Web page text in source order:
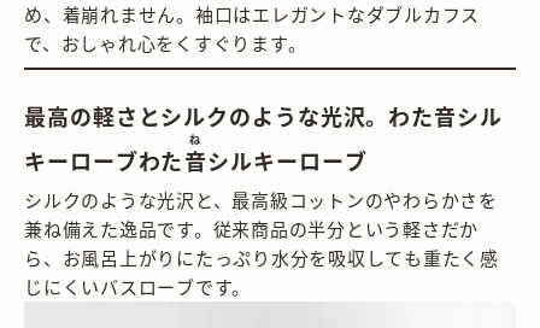
め、着崩れません。袖口はエレガントなダブルカフス
で、おしゃれ心をくすぐります。
最高の軽さとシルクのような光沢。わた音シル
キーローブわた音
ね
シルキーローブ
シルクのような光沢と、最高級コットンのやわらかさを
兼ね備えた逸品です。従来商品の半分という軽さだか
ら、お風呂上がりにたっぷり水分を吸収しても重たく感
じにくいバスローブです。